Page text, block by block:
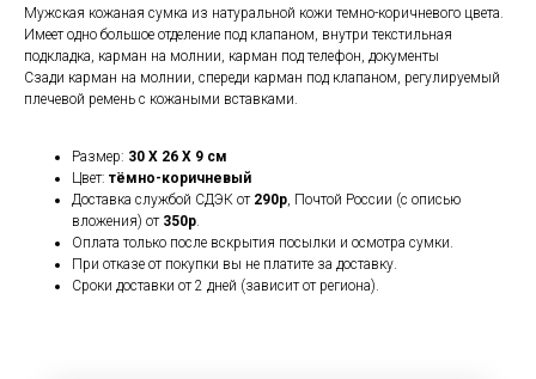
Мужская кожаная сумка из натуральной кожи темно-коричневого цвета.
Имеет одно большое отделение под клапаном, внутри текстильная
подкладка, карман на молнии, карман под телефон, документы
Сзади карман на молнии, спереди карман под клапаном, регулируемый
плечевой ремень с кожаными вставками.
Размер: 30 X 26 X 9 см
Цвет: тёмно-коричневый
Доставка службой СДЭК от 290р , Почтой России (с описью
вложения) от 350р
Оплата только после вскрытия посылки и осмотра сумки.
При отказе от покупки вы не платите за доставку.
Сроки доставки от 2 дней (зависит от региона).